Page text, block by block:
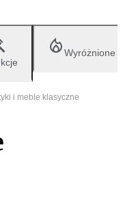
Wyróżnione
i meble klasyczne